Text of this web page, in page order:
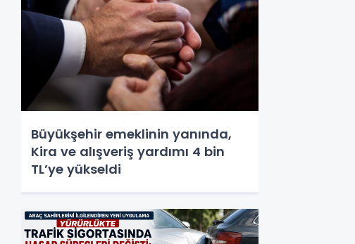
Büyükşehir emeklinin yanında,
Kira ve alışveriş yardımı 4 bin
TL’ye yükseldi